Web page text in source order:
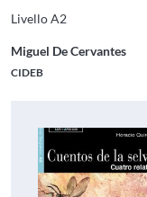
Livello A2
Miguel De Cervantes
CIDEB